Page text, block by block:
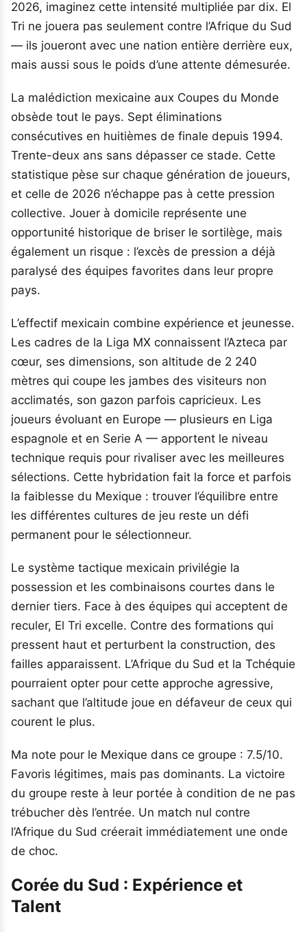
2026, imaginez cette intensité multipliée par dix. El
Tri ne jouera pas seulement contre l’Afrique du Sud
— ils joueront avec une nation entière derrière eux,
mais aussi sous le poids d’une attente démesurée.
La malédiction mexicaine aux Coupes du Monde
obsède tout le pays. Sept éliminations
consécutives en huitièmes de finale depuis 1994.
Trente-deux ans sans dépasser ce stade. Cette
statistique pèse sur chaque génération de joueurs,
et celle de 2026 n’échappe pas à cette pression
collective. Jouer à domicile représente une
opportunité historique de briser le sortilège, mais
également un risque : l’excès de pression a déjà
paralysé des équipes favorites dans leur propre
pays.
L’effectif mexicain combine expérience et jeunesse.
Les cadres de la Liga MX connaissent l’Azteca par
cœur, ses dimensions, son altitude de 2 240
mètres qui coupe les jambes des visiteurs non
acclimatés, son gazon parfois capricieux. Les
joueurs évoluant en Europe — plusieurs en Liga
espagnole et en Serie A — apportent le niveau
technique requis pour rivaliser avec les meilleures
sélections. Cette hybridation fait la force et parfois
la faiblesse du Mexique : trouver l’équilibre entre
les différentes cultures de jeu reste un défi
permanent pour le sélectionneur.
Le système tactique mexicain privilégie la
possession et les combinaisons courtes dans le
dernier tiers. Face à des équipes qui acceptent de
reculer, El Tri excelle. Contre des formations qui
pressent haut et perturbent la construction, des
failles apparaissent. L’Afrique du Sud et la Tchéquie
pourraient opter pour cette approche agressive,
sachant que l’altitude joue en défaveur de ceux qui
courent le plus.
Ma note pour le Mexique dans ce groupe : 7.5/10.
Favoris légitimes, mais pas dominants. La victoire
du groupe reste à leur portée à condition de ne pas
trébucher dès l’entrée. Un match nul contre
l’Afrique du Sud créerait immédiatement une onde
de choc.
Corée du Sud : Expérience et
Talent